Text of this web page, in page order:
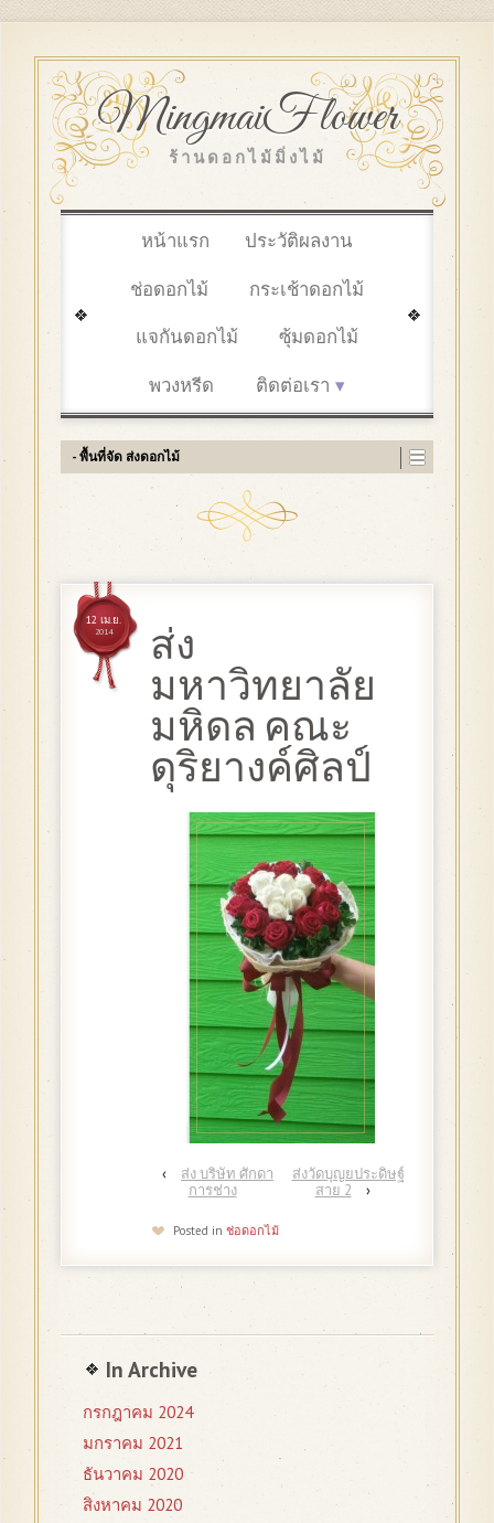
MingmaiFlower
ร้านดอกไม้มิ่งไม้
หน้าแรก
ประวัติผลงาน
ช่อดอกไม้
กระเช้าดอกไม้
แจกันดอกไม้
ซุ้มดอกไม้
พวงหรีด
ติดต่อเรา
- พื้นที่จัด ส่งดอกไม้
ส่ง
มหาวิทยาลัย
มหิดล คณะ
ดุริยางค์ศิลป์
12 เม.ย.
2014
‹
ส่ง บริษัท ศักดา
การช่าง
ส่งวัดบุญยประดิษฐ์
สาย 2
›
Posted in ช่อดอกไม้
In Archive
กรกฎาคม 2024
มกราคม 2021
ธันวาคม 2020
สิงหาคม 2020